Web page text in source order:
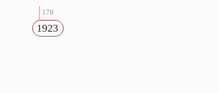
178
1923